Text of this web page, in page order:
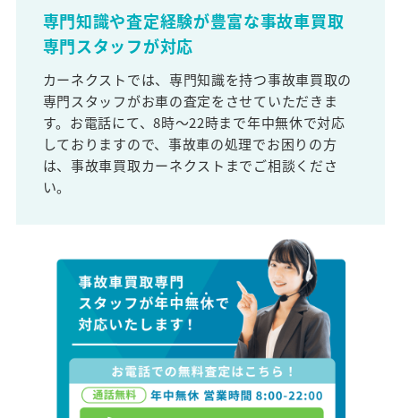
専門知識や査定経験が豊富な事故車買取
専門スタッフが対応
カーネクストでは、専門知識を持つ事故車買取の
専門スタッフがお車の査定をさせていただきま
す。お電話にて、8時～22時まで年中無休で対応
しておりますので、事故車の処理でお困りの方
は、事故車買取カーネクストまでご相談くださ
い。